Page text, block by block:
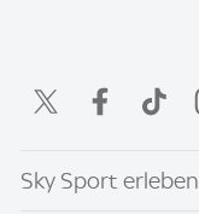
Sky Sport erleben